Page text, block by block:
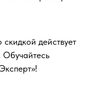
действует
Обучайтесь